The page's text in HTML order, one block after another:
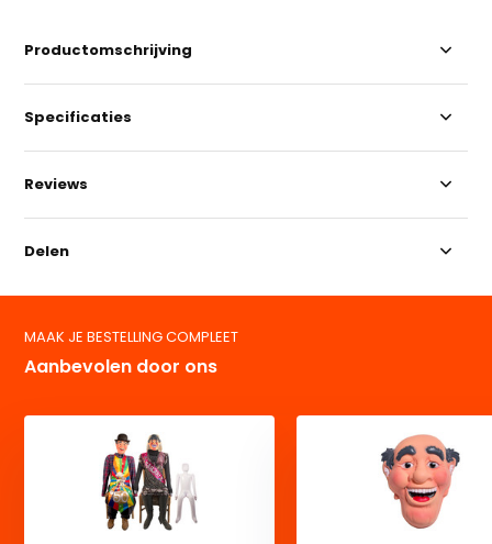
Productomschrijving
Specificaties
Reviews
Delen
MAAK JE BESTELLING COMPLEET
Aanbevolen door ons